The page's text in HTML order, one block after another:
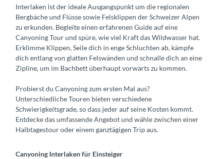
Interlaken ist der ideale Ausgangspunkt um die regionalen
Bergbäche und Flüsse sowie Felsklippen der Schweizer Alpen
zu erkunden. Begleite einen erfahrenen Guide auf eine
Canyoning Tour und spüre, wie viel Kraft das Wildwasser hat.
Erklimme Klippen, Seile dich in enge Schluchten ab, kämpfe
dich entlang von glatten Felswänden und schnalle dich an eine
Zipline, um im Bachbett überhaupt vorwärts zu kommen.
Probierst du Canyoning zum ersten Mal aus?
Unterschiedliche Touren bieten verschiedene
Schwierigkeitsgrade, so dass jeder auf seine Kosten kommt.
Entdecke das umfassende Angebot und wähle zwischen einer
Halbtagestour oder einem ganztägigen Trip aus.
Canyoning Interlaken für Einsteiger